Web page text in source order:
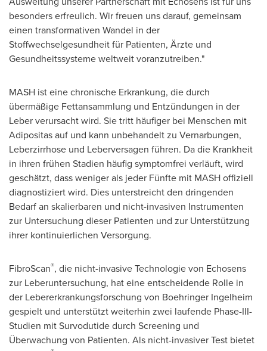
besonders erfreulich. Wir freuen uns darauf, gemeinsam
einen transformativen Wandel in der
Stoffwechselgesundheit für Patienten, Ärzte und
Gesundheitssysteme weltweit voranzutreiben."
MASH ist eine chronische Erkrankung, die durch
übermäßige Fettansammlung und Entzündungen in der
Leber verursacht wird. Sie tritt häufiger bei Menschen mit
Adipositas auf und kann unbehandelt zu Vernarbungen,
Leberzirrhose und Leberversagen führen. Da die Krankheit
in ihren frühen Stadien häufig symptomfrei verläuft, wird
geschätzt, dass weniger als jeder Fünfte mit MASH offiziell
diagnostiziert wird. Dies unterstreicht den dringenden
Bedarf an skalierbaren und nicht-invasiven Instrumenten
zur Untersuchung dieser Patienten und zur Unterstützung
ihrer kontinuierlichen Versorgung.
FibroScan®, die nicht-invasive Technologie von Echosens
zur Leberuntersuchung, hat eine entscheidende Rolle in
der Lebererkrankungsforschung von Boehringer Ingelheim
gespielt und unterstützt weiterhin zwei laufende Phase-III-
Studien mit Survodutide durch Screening und
Überwachung von Patienten. Als nicht-invasiver Test bietet